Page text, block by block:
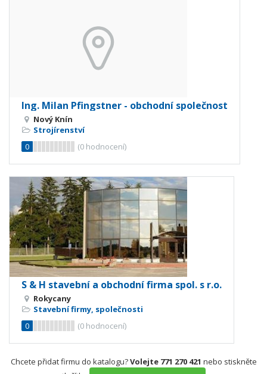
Ing. Milan Pfingstner - obchodní společnost
Nový Knín
Strojírenství
0
(0 hodnocení)
S & H stavební a obchodní firma spol. s r.o.
Rokycany
Stavební firmy, společnosti
0
(0 hodnocení)
Chcete přidat firmu do katalogu?Volejte 771 270 421 nebo stiskněte